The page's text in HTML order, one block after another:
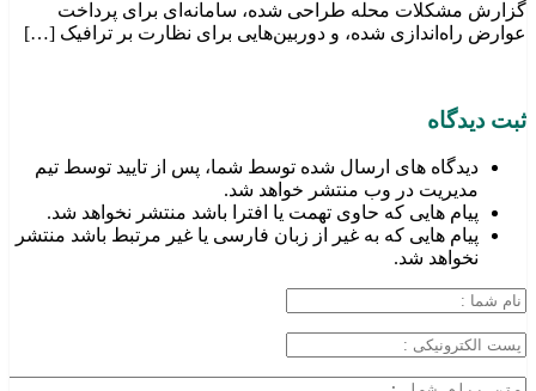
گزارش مشکلات محله طراحی شده، سامانه‌ای برای پرداخت
عوارض راه‌اندازی شده، و دوربین‌هایی برای نظارت بر ترافیک […]
ثبت دیدگاه
دیدگاه های ارسال شده توسط شما، پس از تایید توسط تیم
مدیریت در وب منتشر خواهد شد.
پیام هایی که حاوی تهمت یا افترا باشد منتشر نخواهد شد.
پیام هایی که به غیر از زبان فارسی یا غیر مرتبط باشد منتشر
نخواهد شد.